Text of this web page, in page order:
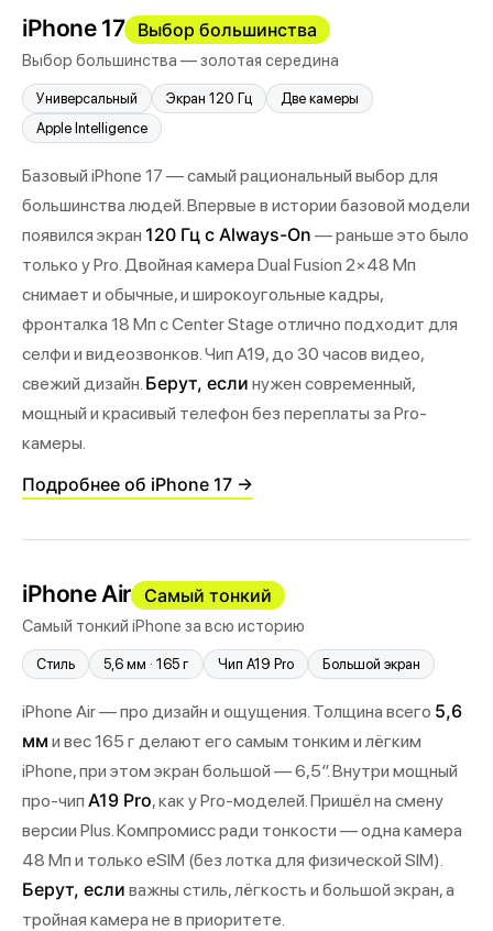
iPhone 17 Выбор большинства
Выбор большинства — золотая середина
Универсальный Экран 120 Гц
Две камеры
Apple Intelligence
Базовый iPhone 17 — самый рациональный выбор для
большинства людей. Впервые в истории базовой модели
появился экран 120 Гц с Always-On — раньше это было
только у Pro. Двойная камера Dual Fusion 2×48 Мп
снимает и обычные, и широкоугольные кадры,
фронталка 18 Мп с Center Stage отлично подходит для
селфи и видеозвонков. Чип A19, до 30 часов видео,
свежий дизайн. Берут, если нужен современный,
мощный и красивый телефон без переплаты за Pro-
камеры.
Подробнее об iPhone 17 →
iPhone Air Самый тонкий
Самый тонкий iPhone за всю историю
Стиль 5,6 мм · 165 г Чип A19 Pro Большой экран
iPhone Air — про дизайн и ощущения. Толщина всего 5,6
мм и вес 165 г делают его самым тонким и лёгким
iPhone, при этом экран большой — 6,5″. Внутри мощный
про-чип A19 Pro, как у Pro-моделей. Пришёл на смену
версии Plus. Компромисс ради тонкости — одна камера
48 Мп и только eSIM (без лотка для физической SIM).
Берут, если важны стиль, лёгкость и большой экран, а
тройная камера не в приоритете.